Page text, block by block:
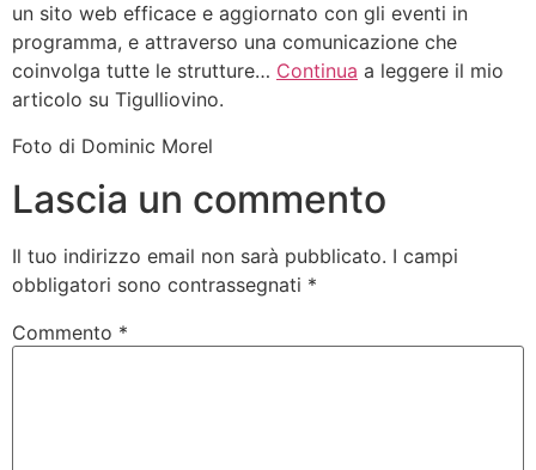
un sito web efficace e aggiornato con gli eventi in
programma, e attraverso una comunicazione che
coinvolga tutte le strutture… Continua a leggere il mio
articolo su Tigulliovino.
Foto di Dominic Morel
Lascia un commento
Il tuo indirizzo email non sarà pubblicato. I campi
obbligatori sono contrassegnati *
Commento *